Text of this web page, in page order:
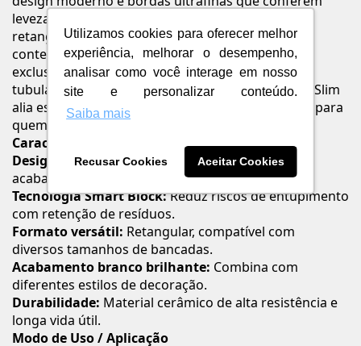
Utilizamos cookies para oferecer melhor
experiência, melhorar o desempenho,
analisar como você interage em nosso
site e personalizar conteúdo.
Saiba mais
Recusar Cookies Aceitar Cookies
leveza e sofisticação ao banheiro. O formato
retangular de 50 cm é ideal para projetos
contemporâneos e funcionais. Com tecnologia
exclusivaSmart Block , evita o entupimento da
tubulação ao reter fios de cabelo e barba. A linha Slim
alia estética, eficiência e inovação, sendo perfeita para
quem busca um toque refinado no ambiente.
Características e Benefícios
Design com bordas finas:
Visual elegante e
acabamento flutuante.
Tecnologia Smart Block:Reduz riscos de entupimento
com retenção de resíduos.
Formato versátil: Retangular, compatível com
diversos tamanhos de bancadas.
Acabamento branco brilhante: Combina com
diferentes estilos de decoração.
Durabilidade: Material cerâmico de alta resistência e
longa vida útil.
Modo de Uso / Aplicação